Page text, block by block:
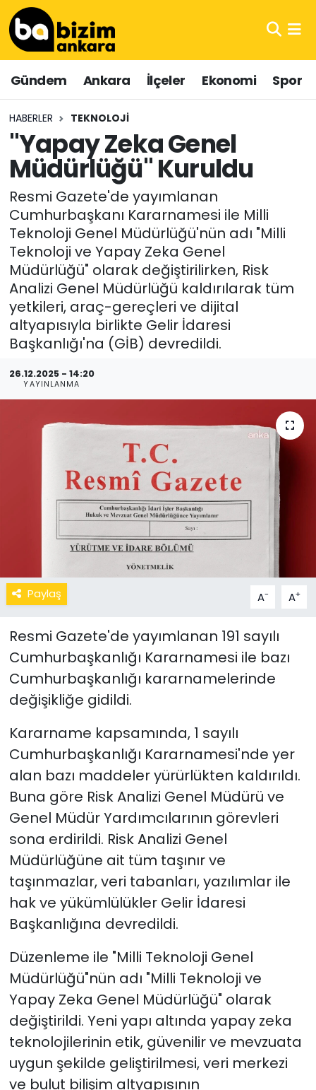
Gündem Ankara İlçeler Ekonomi Spor
HABERLER TEKNOLOJI
"Yapay Zeka Genel
Müdürlüğü" Kuruldu
Resmi Gazete'de yayımlanan
Cumhurbaşkanı Kararnamesi ile Milli
Teknoloji Genel Müdürlüğü'nün adı "Milli
Teknoloji ve Yapay Zeka Genel
Müdürlüğü" olarak değiştirilirken, Risk
Analizi Genel Müdürlüğü kaldırılarak tüm
yetkileri, araç-gereçleri ve dijital
altyapısıyla birlikte Gelir İdaresi
Başkanlığı'na (GİB) devredildi.
26.12.2025 - 14:20
YAYINLANMA
Paylaş A- A+
Resmi Gazete'de yayımlanan 191 sayılı
Cumhurbaşkanlığı Kararnamesi ile bazı
Cumhurbaşkanlığı kararnamelerinde
değişikliğe gidildi.
Kararname kapsamında, 1 sayılı
Cumhurbaşkanlığı Kararnamesi'nde yer
alan bazı maddeler yürürlükten kaldırıldı.
Buna göre Risk Analizi Genel Müdürü ve
Genel Müdür Yardımcılarının görevleri
sona erdirildi. Risk Analizi Genel
Müdürlüğüne ait tüm taşınır ve
taşınmazlar, veri tabanları, yazılımlar ile
hak ve yükümlülükler Gelir İdaresi
Başkanlığına devredildi.
Düzenleme ile "Milli Teknoloji Genel
Müdürlüğü"nün adı "Milli Teknoloji ve
Yapay Zeka Genel Müdürlüğü" olarak
değiştirildi. Yeni yapı altında yapay zeka
teknolojilerinin etik, güvenilir ve mevzuata
uygun şekilde geliştirilmesi, veri merkezi
ve bulut bilişim altyapısının
Hava Durumu
Trafik Durumu
Süper Lig Puan Durumu ve Fikstür
Tüm Manşetler
Son Dakika Haberleri
Haber Arşivi